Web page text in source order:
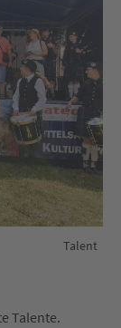
Talent
Talente.